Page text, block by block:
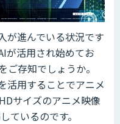
が進んでいる状況です
が活用され始めてお
ご存知でしょうか。
活用することでアニメ
サイズのアニメ映像
ているのです。